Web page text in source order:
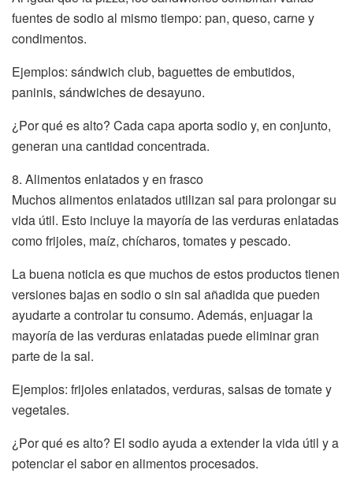
fuentes de sodio al mismo tiempo: pan, queso, carne y
condimentos.
Ejemplos: sándwich club, baguettes de embutidos,
paninis, sándwiches de desayuno.
¿Por qué es alto? Cada capa aporta sodio y, en conjunto,
generan una cantidad concentrada.
8. Alimentos enlatados y en frasco
Muchos alimentos enlatados utilizan sal para prolongar su
vida útil. Esto incluye la mayoría de las verduras enlatadas
como frijoles, maíz, chícharos, tomates y pescado.
La buena noticia es que muchos de estos productos tienen
versiones bajas en sodio o sin sal añadida que pueden
ayudarte a controlar tu consumo. Además, enjuagar la
mayoría de las verduras enlatadas puede eliminar gran
parte de la sal.
Ejemplos: frijoles enlatados, verduras, salsas de tomate y
vegetales.
¿Por qué es alto? El sodio ayuda a extender la vida útil y a
potenciar el sabor en alimentos procesados.